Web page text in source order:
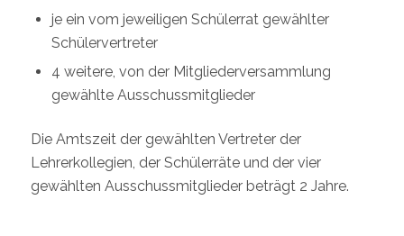
je ein vom jeweiligen Schülerrat gewählter
Schülervertreter
4 weitere, von der Mitgliederversammlung
gewählte Ausschussmitglieder
Die Amtszeit der gewählten Vertreter der
Lehrerkollegien, der Schülerräte und der vier
gewählten Ausschussmitglieder beträgt 2 Jahre.